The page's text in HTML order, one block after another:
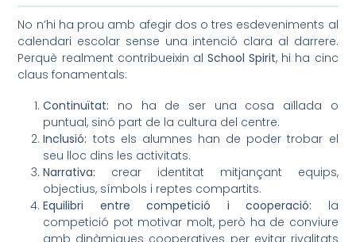
No n’hi ha prou amb afegir dos o tres esdeveniments al
calendari escolar sense una intenció clara al darrere.
Perquè realment contribueixin al School Spirit, hi ha cinc
claus fonamentals:
Continuïtat: no ha de ser una cosa aïllada o
puntual, sinó part de la cultura del centre.
Inclusió: tots els alumnes han de poder trobar el
seu lloc dins les activitats.
Narrativa: crear identitat mitjançant equips,
objectius, símbols i reptes compartits.
Equilibri entre competició i cooperació: la
competició pot motivar molt, però ha de conviure